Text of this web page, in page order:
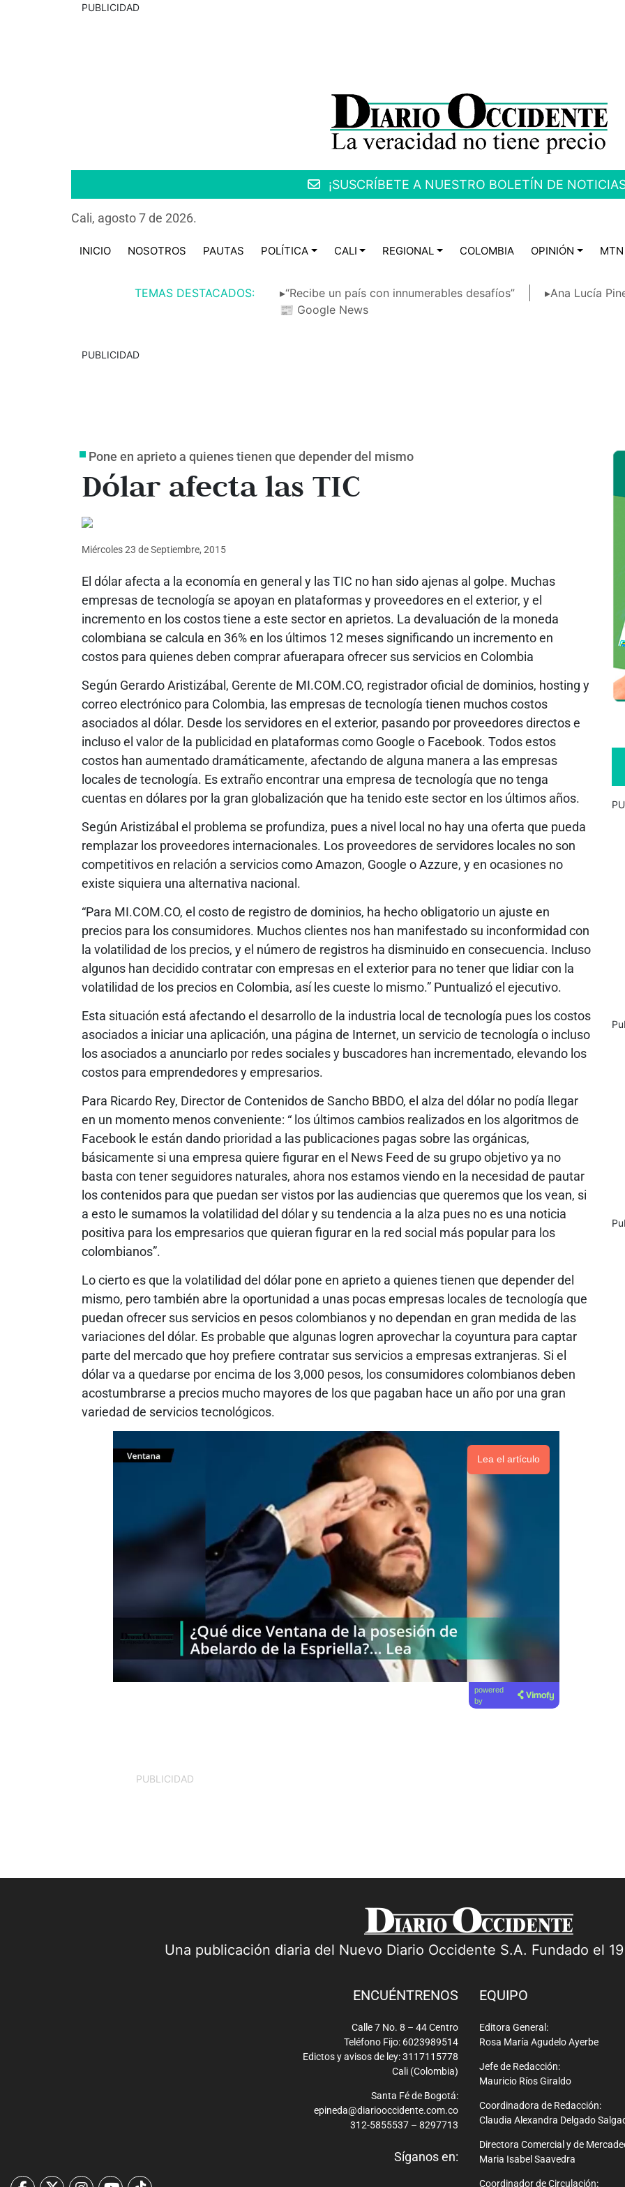
PUBLICIDAD
¡SUSCRÍBETE A NUESTRO BOLETÍN DE
Cali, agosto 7 de 2026.
INICIO NOSOTROS PAUTAS POLÍTICA CALI REGIONAL COLOMBIA OPINIÓN MTN
TEMAS DESTACADOS: ▸“Recibe un país con innumerables desafíos”
▸Ana Lucía
📰 Google News
PUBLICIDAD
Pone en aprieto a quienes tienen que depender del mismo
Dólar afecta las TIC
Miércoles 23 deSeptiembre, 2015
El dólar afecta a la economía en general y las TIC no han sido ajenas al golpe. Muchas
empresas de tecnología se apoyan en plataformas y proveedores en el exterior, y el
incremento en los costos tiene a este sector en aprietos. La devaluación de la moneda
colombiana se calcula en 36% en los últimos 12 meses significando un incremento en
costos para quienes deben comprar afuerapara ofrecer sus servicios en Colombia
Según Gerardo Aristizábal, Gerente de MI.COM.CO, registrador oficial de dominios, hosting y
correo electrónico para Colombia, las empresas de tecnología tienen muchos costos
asociados al dólar. Desde los servidores en el exterior, pasando por proveedores directos e
incluso el valor de la publicidad en plataformas como Google o Facebook. Todos estos
costos han aumentado dramáticamente, afectando de alguna manera a las empresas
locales de tecnología. Es extraño encontrar una empresa de tecnología que no tenga
cuentas en dólares por la gran globalización que ha tenido este sector en los últimos años.
Según Aristizábal el problema se profundiza, pues a nivel local no hay una oferta que pueda
remplazar los proveedores internacionales. Los proveedores de servidores locales no son
competitivos en relación a servicios como Amazon, Google o Azzure, y en ocasiones no
existe siquiera una alternativa nacional.
“Para MI.COM.CO, el costo de registro de dominios, ha hecho obligatorio un ajuste en
precios para los consumidores. Muchos clientes nos han manifestado su inconformidad con
la volatilidad de los precios, y el número de registros ha disminuido en consecuencia. Incluso
algunos han decidido contratar con empresas en el exterior para no tener que lidiar con la
volatilidad de los precios en Colombia, así les cueste lo mismo.” Puntualizó el ejecutivo.
Esta situación está afectando el desarrollo de la industria local de tecnología pues los costos
asociados a iniciar una aplicación, una página de Internet, un servicio de tecnología o incluso
los asociados a anunciarlo por redes sociales y buscadores han incrementado, elevando los
costos para emprendedores y empresarios.
Para Ricardo Rey, Director de Contenidos de Sancho BBDO, el alza del dólar no podía llegar
en un momento menos conveniente: “ los últimos cambios realizados en los algoritmos de
Facebook le están dando prioridad a las publicaciones pagas sobre las orgánicas,
básicamente si una empresa quiere figurar en el News Feed de su grupo objetivo ya no
basta con tener seguidores naturales, ahora nos estamos viendo en la necesidad de pautar
los contenidos para que puedan ser vistos por las audiencias que queremos que los vean, si
a esto le sumamos la volatilidad del dólar y su tendencia a la alza pues no es una noticia
positiva para los empresarios que quieran figurar en la red social más popular para los
colombianos”.
Lo cierto es que la volatilidad del dólar pone en aprieto a quienes tienen que depender del
mismo, pero también abre la oportunidad a unas pocas empresas locales de tecnología que
puedan ofrecer sus servicios en pesos colombianos y no dependan en gran medida de las
variaciones del dólar. Es probable que algunas logren aprovechar la coyuntura para captar
parte del mercado que hoy prefiere contratar sus servicios a empresas extranjeras. Si el
dólar va a quedarse por encima de los 3,000 pesos, los consumidores colombianos deben
acostumbrarse a precios mucho mayores de los que pagaban hace un año por una gran
variedad de servicios tecnológicos.
Lea el artículo
powered
by
PUBLICIDAD
Una publicación diaria del Nuevo Diario Occidente S.A. Fundado el
ENCUÉNTRENOS
Calle 7 No. 8 – 44 Centro
Teléfono Fijo: 6023989514
Edictos y avisos de ley: 3117115778
Cali (Colombia)
Santa Fé de Bogotá:
epineda@diariooccidente.com.co
312-5855537 – 8297713
Síganos en:
EQUIPO
Editora General:
Rosa María Agudelo Ayerbe
Jefe de Redacción:
Mauricio Ríos Giraldo
Coordinadora de Redacción:
Claudia Alexandra Delgado
Directora Comercial y de
Maria Isabel Saavedra
Coordinador de Circulación: